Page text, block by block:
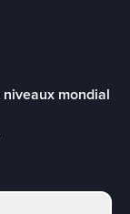
mondial